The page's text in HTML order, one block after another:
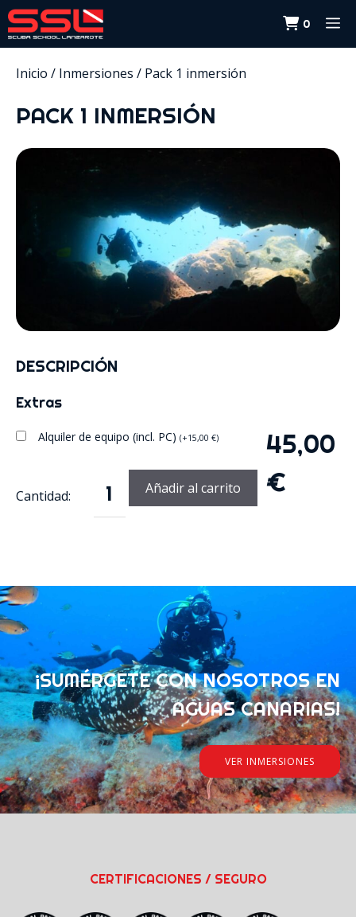
Saltar
al
contenido
0
Inicio / Inmersiones / Pack 1 inmersión
PACK 1 INMERSIÓN
DESCRIPCIÓN
Extras
Alquiler de equipo (incl. PC) (+15,00 €)
cantidad
Añadir al carrito
45,00
€
¡SUMÉRGETE CON NOSOTROS EN
AGUAS CANARIAS!
VER INMERSIONES
CERTIFICACIONES / SEGURO